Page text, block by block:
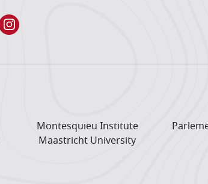
Montesquieu Institute
Maastricht University